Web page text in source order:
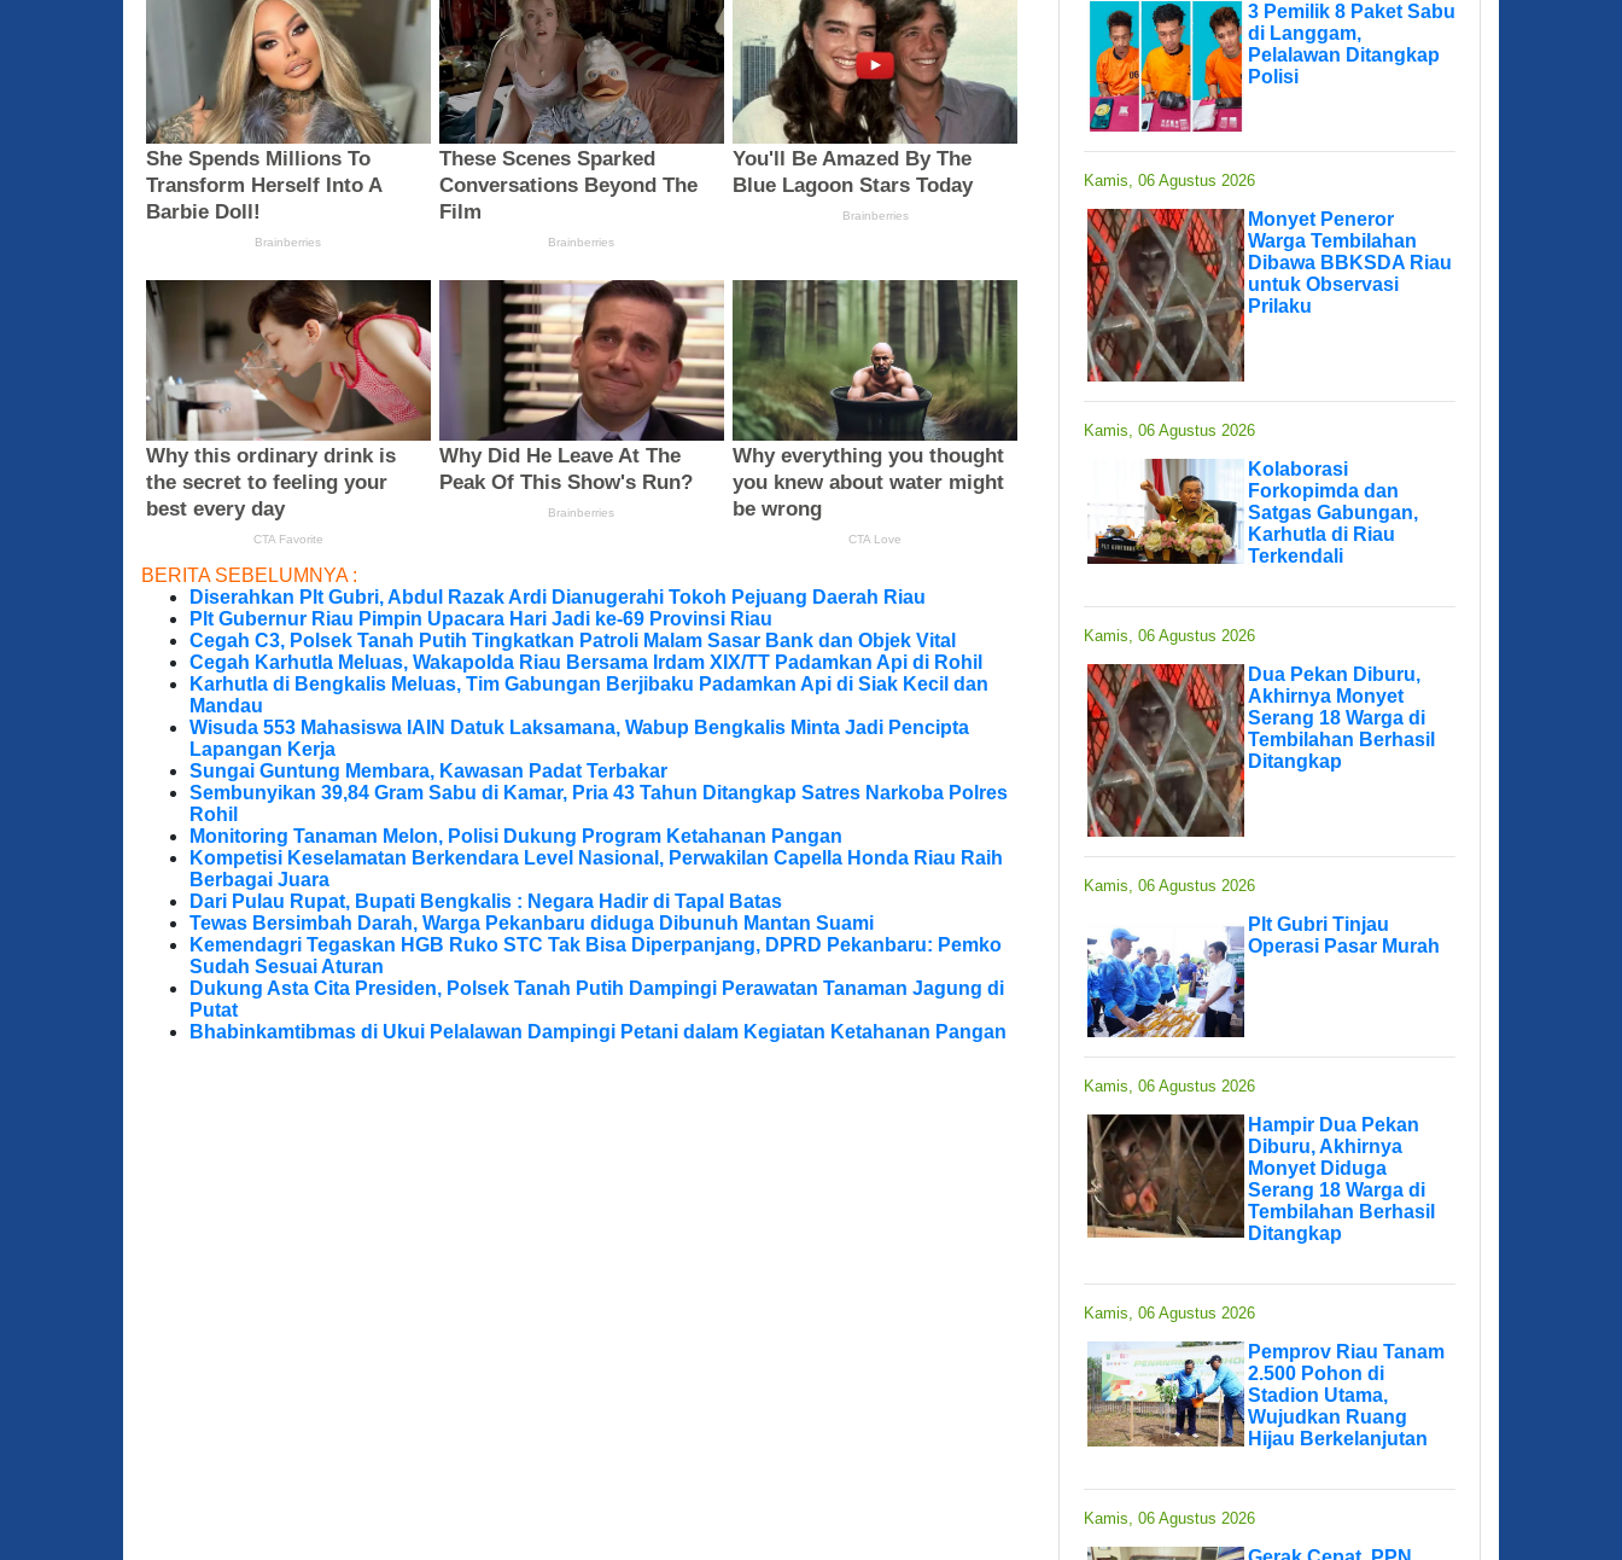
BERITA SEBELUMNYA :
Diserahkan Plt Gubri, Abdul Razak Ardi Dianugerahi Tokoh Pejuang Daerah Riau
Plt Gubernur Riau Pimpin Upacara Hari Jadi ke-69 Provinsi Riau
Cegah C3, Polsek Tanah Putih Tingkatkan Patroli Malam Sasar Bank dan Objek Vital
Cegah Karhutla Meluas, Wakapolda Riau Bersama Irdam XIX/TT Padamkan Api di Rohil
Karhutla di Bengkalis Meluas, Tim Gabungan Berjibaku Padamkan Api di Siak Kecil dan
Mandau
Wisuda 553 Mahasiswa IAIN Datuk Laksamana, Wabup Bengkalis Minta Jadi Pencipta
Lapangan Kerja
Sungai Guntung Membara, Kawasan Padat Terbakar
Sembunyikan 39,84 Gram Sabu di Kamar, Pria 43 Tahun Ditangkap Satres Narkoba Polres
Rohil
Monitoring Tanaman Melon, Polisi Dukung Program Ketahanan Pangan
Kompetisi Keselamatan Berkendara Level Nasional, Perwakilan Capella Honda Riau Raih
Berbagai Juara
Dari Pulau Rupat, Bupati Bengkalis : Negara Hadir di Tapal Batas
Tewas Bersimbah Darah, Warga Pekanbaru diduga Dibunuh Mantan Suami
Kemendagri Tegaskan HGB Ruko STC Tak Bisa Diperpanjang, DPRD Pekanbaru: Pemko
Sudah Sesuai Aturan
Dukung Asta Cita Presiden, Polsek Tanah Putih Dampingi Perawatan Tanaman Jagung di
Putat
Bhabinkamtibmas di Ukui Pelalawan Dampingi Petani dalam Kegiatan Ketahanan Pangan
3 Pemilik 8 Paket Sabu
di Langgam,
Pelalawan Ditangkap
Polisi
Kamis, 06 Agustus 2026
Monyet Peneror
Warga Tembilahan
Dibawa BBKSDA Riau
untuk Observasi
Prilaku
Kamis, 06 Agustus 2026
Kolaborasi
Forkopimda dan
Satgas Gabungan,
Karhutla di Riau
Terkendali
Kamis, 06 Agustus 2026
Dua Pekan Diburu,
Akhirnya Monyet
Serang 18 Warga di
Tembilahan Berhasil
Ditangkap
Kamis, 06 Agustus 2026
Plt Gubri Tinjau
Operasi Pasar Murah
Kamis, 06 Agustus 2026
Hampir Dua Pekan
Diburu, Akhirnya
Monyet Diduga
Serang 18 Warga di
Tembilahan Berhasil
Ditangkap
Kamis, 06 Agustus 2026
Pemprov Riau Tanam
2.500 Pohon di
Stadion Utama,
Wujudkan Ruang
Hijau Berkelanjutan
Kamis, 06 Agustus 2026